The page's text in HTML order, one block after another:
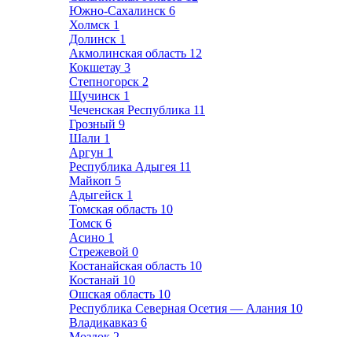
Южно-Сахалинск 6
Холмск 1
Долинск 1
Акмолинская область 12
Кокшетау 3
Степногорск 2
Щучинск 1
Чеченская Республика 11
Грозный 9
Шали 1
Аргун 1
Республика Адыгея 11
Майкоп 5
Адыгейск 1
Томская область 10
Томск 6
Асино 1
Стрежевой 0
Костанайская область 10
Костанай 10
Ошская область 10
Республика Северная Осетия — Алания 10
Владикавказ 6